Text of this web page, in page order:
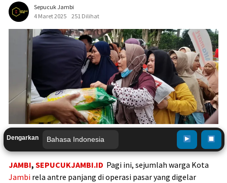
Sepucuk Jambi
4 Maret 2025
251 Dilihat
Dengarkan
JAMBI, SEPUCUKJAMBI.ID Pagi ini, sejumlah warga Kota
Jambi rela antre panjang di operasi pasar yang digelar